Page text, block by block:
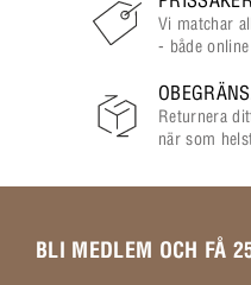
Vi matchar
- både
Returnera
när som
BLI MEDLEM OCH FÅ